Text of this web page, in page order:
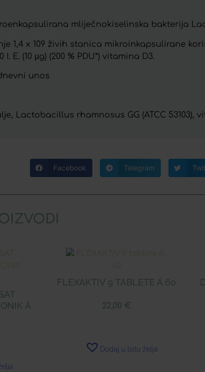
mliječnokiselinska bakterija
1,4 x 109 živih stanica mikroinkapsulirane
I. E. (10 μg) (200 % PDU*) vitamina D3.
unos
Lactobacillus rhamnosus GG (ATCC 53103),
Facebook Telegram
Á
FLEXAKTIV 9 TABLETE Á 60
22,00 €
Dodaj u listu želja